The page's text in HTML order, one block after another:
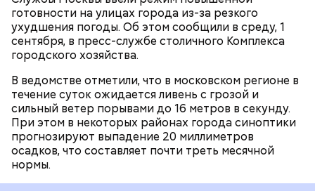
готовности на улицах города из-за резкого
ухудшения погоды. Об этом сообщили в среду, 1
сентября, в пресс-службе столичного Комплекса
городского хозяйства.
В ведомстве отметили, что в московском регионе в
течение суток ожидается ливень с грозой и
сильный ветер порывами до 16 метров в секунду.
При этом в некоторых районах города синоптики
прогнозируют выпадение 20 миллиметров
осадков, что составляет почти треть месячной
нормы.